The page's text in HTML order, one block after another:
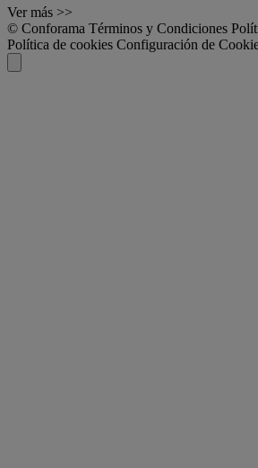
Ver más >>
© Conforama Términos y Condiciones
Política de cookies Configuración de